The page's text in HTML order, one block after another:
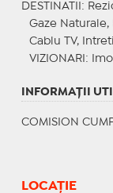
DESTINATII :
Gaze
Cablu TV,
VIZIONARI :
INFORMAŢII
COMISION
LOCAȚIE